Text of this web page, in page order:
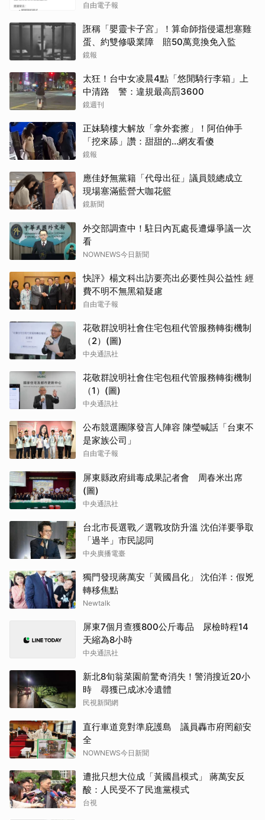
自由電子報
誑稱「嬰靈卡子宮」！算命師指侵還想塞雞
蛋、約雙修吸業障 賠50萬竟換免入監
鏡報
太狂！台中女凌晨4點「悠閒騎行李箱」上
中清路 警：違規最高罰3600
鏡週刊
正妹騎樓大解放「拿外套擦」！阿伯伸手
「挖來舔」讚：甜甜的...網友看傻
鏡報
應佳妤無黨籍「代母出征」議員競總成立
現場塞滿藍營大咖花籃
鏡新聞
外交部調查中！駐日內瓦處長遭爆爭議一次
看
NOWNEWS今日新聞
快評》楊文科出訪要亮出必要性與公益性 經
費不明不無黑箱疑慮
自由電子報
花敬群說明社會住宅包租代管服務轉銜機制
（2）(圖)
中央通訊社
花敬群說明社會住宅包租代管服務轉銜機制
（1）(圖)
中央通訊社
公布競選團隊發言人陣容 陳瑩喊話「台東不
是家族公司」
自由電子報
屏東縣政府緝毒成果記者會 周春米出席
(圖)
中央通訊社
台北市長選戰／選戰攻防升溫 沈伯洋要爭取
「過半」市民認同
中央廣播電臺
獨門發現蔣萬安「黃國昌化」 沈伯洋：假兇
轉移焦點
Newtalk
屏東7個月查獲800公斤毒品 尿檢時程14
天縮為8小時
中央通訊社
新北8旬翁菜園前驚奇消失！警消搜近20小
時 尋獲已成冰冷遺體
民視新聞網
直行車道竟對準庇護島 議員轟市府罔顧安
全
NOWNEWS今日新聞
遭批只想大位成「黃國昌模式」 蔣萬安反
酸：人民受不了民進黨模式
台視